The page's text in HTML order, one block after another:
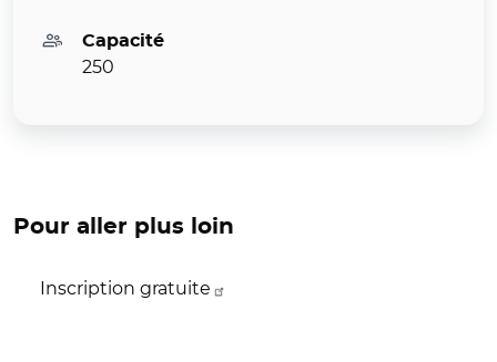
Capacité
250
Pour aller plus loin
Inscription gratuite